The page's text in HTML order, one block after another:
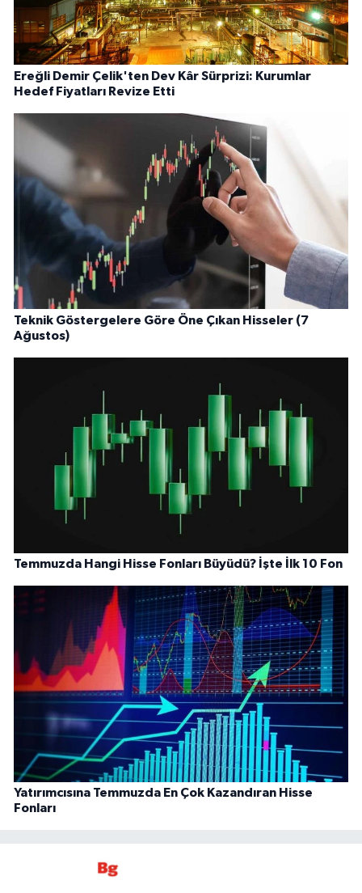
Ereğli Demir Çelik'ten Dev Kâr Sürprizi: Kurumlar
Hedef Fiyatları Revize Etti
Teknik Göstergelere Göre Öne Çıkan Hisseler (7
Ağustos)
Temmuzda Hangi Hisse Fonları Büyüdü? İşte İlk 10 Fon
Yatırımcısına Temmuzda En Çok Kazandıran Hisse
Fonları